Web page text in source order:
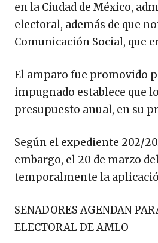
en la Ciudad de México,
electoral, además de que
Comunicación Social, que
El amparo fue promovido
impugnado establece que
presupuesto anual, en su
Según el expediente 202/
embargo, el 20 de marzo
temporalmente la
SENADORES AGENDAN
ELECTORAL DE AMLO